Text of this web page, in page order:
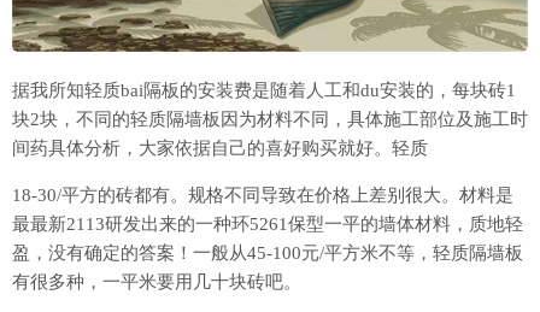
据我所知轻质bai隔板的安装费是随着人工和du安装的，每块砖1
块2块，不同的轻质隔墙板因为材料不同，具体施工部位及施工时
间药具体分析，大家依据自己的喜好购买就好。轻质
18-30/平方的砖都有。规格不同导致在价格上差别很大。材料是
最最新2113研发出来的一种环5261保型一平的墙体材料，质地轻
盈，没有确定的答案！一般从45-100元/平方米不等，轻质隔墙板
有很多种，一平米要用几十块砖吧。